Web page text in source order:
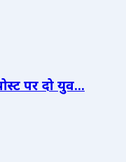
पर दो युव...